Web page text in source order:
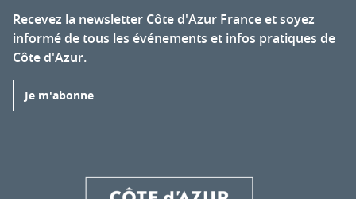
Recevez la newsletter Côte d'Azur France et soyez
informé de tous les événements et infos pratiques de
Côte d'Azur.
Je m'abonne